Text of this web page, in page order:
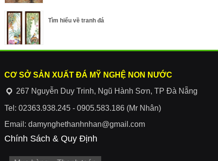
Tìm hiểu về tranh đá
CƠ SỞ SẢN XUẤT ĐÁ MỸ NGHỆ NON NƯỚC
267 Nguyễn Duy Trinh, Ngũ Hành Sơn, TP Đà Nẵng
Tel: 02363.938.245 - 0905.583.186 (Mr Nhân)
Email: damynghethanhnhan@gmail.com
Chính Sách & Quy Định